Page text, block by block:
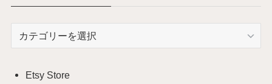
リ
Etsy Store